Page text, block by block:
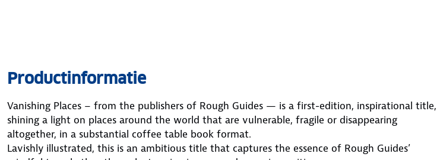
Productinformatie
Vanishing Places – from the publishers of Rough Guides — is a first-edition, inspirational title,
shining a light on places around the world that are vulnerable, fragile or disappearing
altogether, in a substantial coffee table book format.
Lavishly illustrated, this is an ambitious title that captures the essence of Rough Guides’